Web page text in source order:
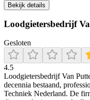
Bekijk details
Loodgietersbedrijf
Gesloten
4.5
Loodgietersbedrijf Van
decennia bestaand,
Techniek Nederland. De